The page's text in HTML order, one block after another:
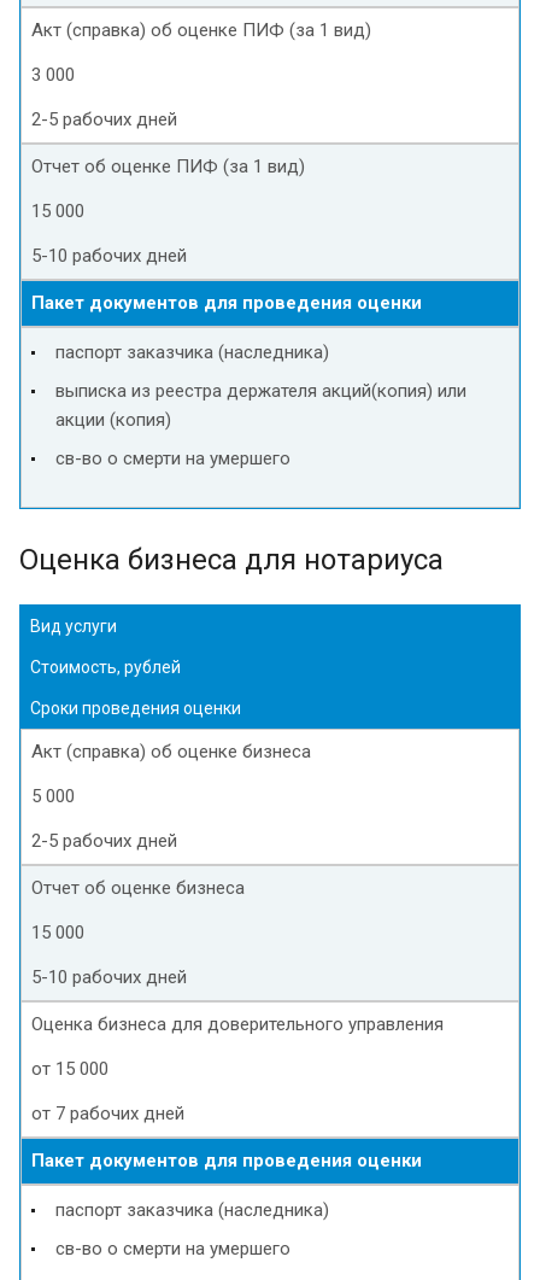
Акт (справка) об оценке ПИФ (за 1 вид)
3 000
2-5 рабочих дней
Отчет об оценке ПИФ (за 1 вид)
15 000
5-10 рабочих дней
Пакет документов для проведения оценки
паспорт заказчика (наследника)
выписка из реестра держателя акций(копия) или
акции (копия)
св-во о смерти на умершего
Оценка бизнеса для нотариуса
Вид услуги
Стоимость, рублей
Сроки проведения оценки
Акт (справка) об оценке бизнеса
5 000
2-5 рабочих дней
Отчет об оценке бизнеса
15 000
5-10 рабочих дней
Оценка бизнеса для доверительного управления
от 15 000
от 7 рабочих дней
Пакет документов для проведения оценки
паспорт заказчика (наследника)
св-во о смерти на умершего